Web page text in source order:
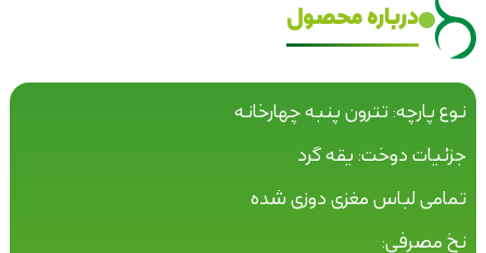
درباره محصول
نوع پارچه: تترون پنبه چهارخانه
جزئیات دوخت: یقه گرد
تمامی لباس مغزی دوزی شده
نخ مصرفی: